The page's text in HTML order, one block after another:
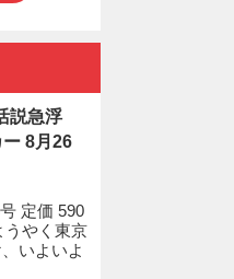
説急浮
8月26
定価 590
やく東京
いよいよ